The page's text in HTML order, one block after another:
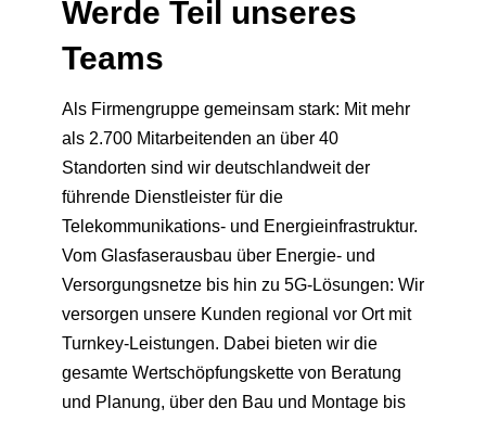
Werde Teil unseres
Teams
Als Firmengruppe gemeinsam stark: Mit mehr
als 2.700 Mitarbeitenden an über 40
Standorten sind wir deutschlandweit der
führende Dienstleister für die
Telekommunikations- und Energieinfrastruktur.
Vom Glasfaserausbau über Energie- und
Versorgungsnetze bis hin zu 5G-Lösungen: Wir
versorgen unsere Kunden regional vor Ort mit
Turnkey-Leistungen. Dabei bieten wir die
gesamte Wertschöpfungskette von Beratung
und Planung, über den Bau und Montage bis